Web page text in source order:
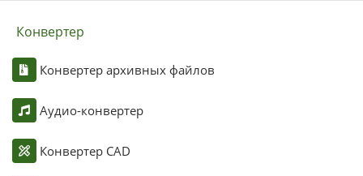
Конвертер
Конвертер архивных файлов
Аудио-конвертер
Конвертер CAD